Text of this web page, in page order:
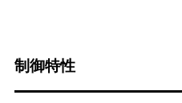
制御特性